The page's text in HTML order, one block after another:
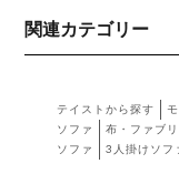
関連カテゴリー
テイストから探す
ソファ
布・ファブ
ソファ
3人掛けソフ